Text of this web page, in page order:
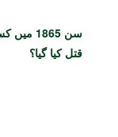
سن
قتل کیا گیا؟